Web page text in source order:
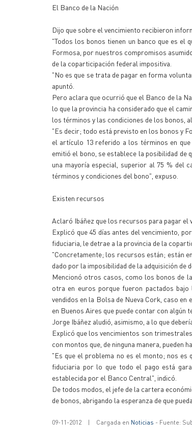
El Banco de la Nación
Dijo que sobre el vencimiento recibieron
"Todos los bonos tienen un banco que es el
Formosa, por nuestros compromisos
de la coparticipación federal impositiva.
"No es que se trata de pagar en forma
apuntó.
Pero aclara que ocurrió que el Banco de la
lo que la provincia ha considerado que el
los términos y las condiciones de los bonos,
"Es decir; todo está previsto en los bonos y
el artículo 13 referido a los términos en
emitió el bono, se establece la posibilidad de
una mayoría especial, superior al 75 % del
términos y condiciones del bono", expuso.
Existen recursos
Aclaró Ibáñez que los recursos para pagar el
Explicó que 45 días antes del vencimiento,
fiduciaria, le detrae a la provincia de la
"Concretamente; los recursos están; están
dado por la imposibilidad de la adquisición de
Mencionó otros casos, como los bonos de
otra en euros porque fueron pactados
vendidos en la Bolsa de Nueva Cork, caso
en Buenos Aires que puede contar con
Jorge Ibáñez aludió, asimismo, a lo que
Explicó que los vencimientos son
con montos que, de ninguna manera, pueden
"Es que el problema no es el monto; nos es
fiduciaria por lo que todo el pago está
establecida por el Banco Central", indicó.
De todos modos, el jefe de la cartera
de bonos, abrigando la esperanza de que
09-11-2012 | Cargada en Noticias - Fuente: